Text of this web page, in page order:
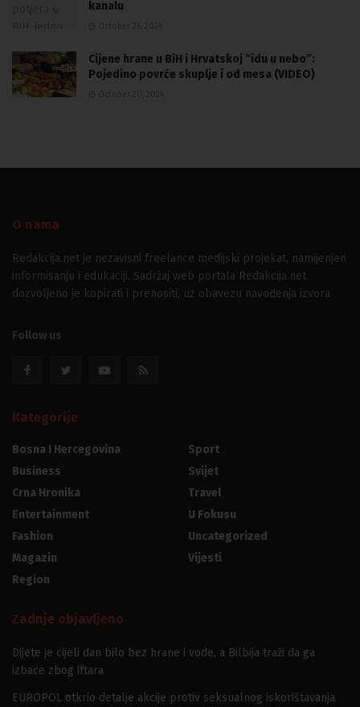
kanalu
Cijene hrane u BiH i Hrvatskoj “idu u nebo”:
Pojedino povrće skuplje i od mesa (VIDEO)
O nama
Redakcija.net je nezavisni freelance medijski projekat, namijenjen
informisanju i edukaciji. Sadržaj web portala Redakcija.net
dozvoljeno je kopirati i prenositi, uz obavezu navođenja izvora
Follow us
Kategorije
Bosna I Hercegovina
Business
Crna Hronika
Entertainment
Fashion
Magazin
Region
Sport
Svijet
Travel
U Fokusu
Uncategorized
Vijesti
Zadnje objavljeno
Dijete je cijeli dan bilo bez hrane i vode, a Bilbija traži da ga
izbace zbog iftara
EUROPOL otkrio detalje akcije protiv seksualnog iskorištavanja